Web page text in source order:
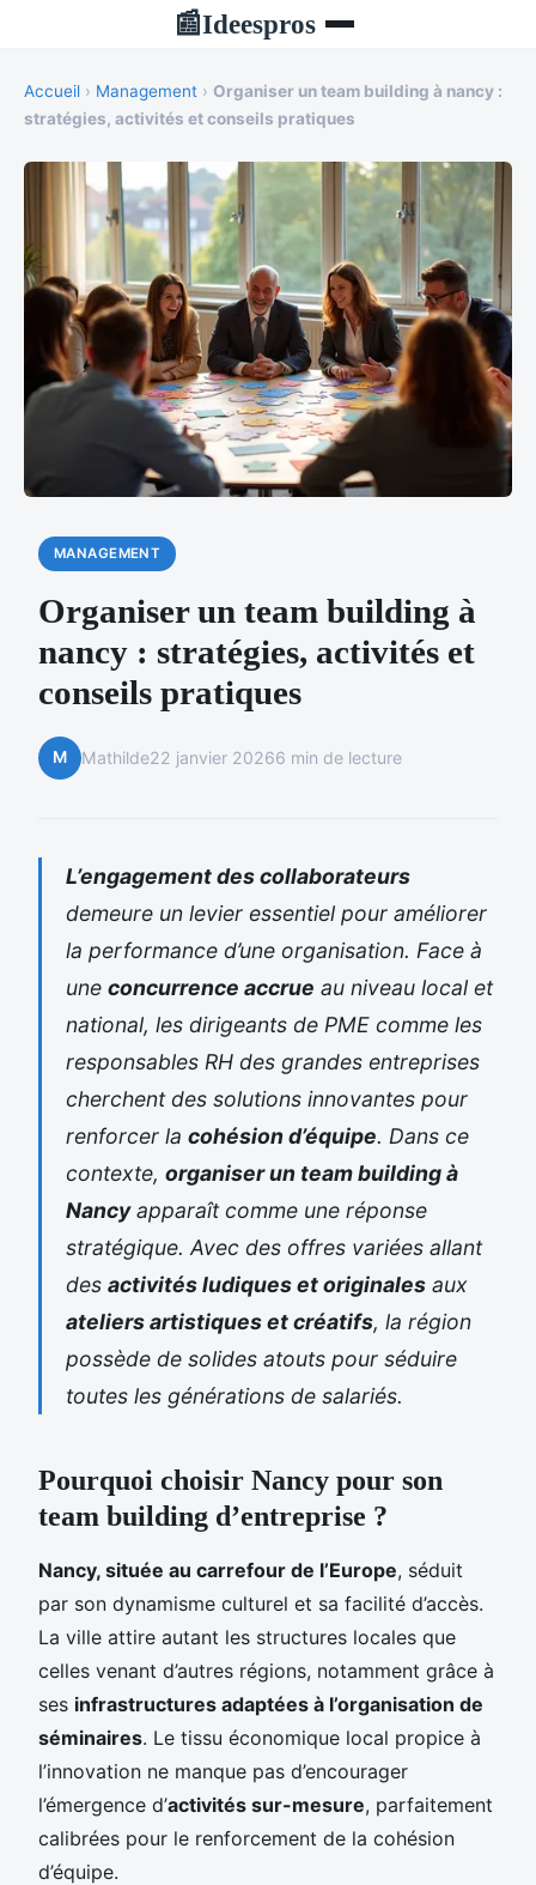
📰Ideespros
Accueil › Management › Organiser un team building à nancy :
stratégies, activités et conseils pratiques
MANAGEMENT
Organiser un team building à
nancy : stratégies, activités et
conseils pratiques
M Mathilde22 janvier 20266 min de lecture
L’engagement des collaborateurs
demeure un levier essentiel pour améliorer
la performance d’une organisation. Face à
une concurrence accrue au niveau local et
national, les dirigeants de PME comme les
responsables RH des grandes entreprises
cherchent des solutions innovantes pour
renforcer la cohésion d’équipe. Dans ce
contexte, organiser un team building à
Nancyapparaît comme une réponse
stratégique. Avec des offres variées allant
des activités ludiques et originales aux
ateliers artistiques et créatifs, la région
possède de solides atouts pour séduire
toutes les générations de salariés.
Pourquoi choisir Nancy pour son
team building d’entreprise ?
Nancy, située au carrefour de l’Europe, séduit
par son dynamisme culturel et sa facilité d’accès.
La ville attire autant les structures locales que
celles venant d’autres régions, notamment grâce à
ses infrastructures adaptées à l’organisation de
séminaires. Le tissu économique local propice à
l’innovation ne manque pas d’encourager
l’émergence d’activités sur-mesure, parfaitement
calibrées pour le renforcement de la cohésion
d’équipe.